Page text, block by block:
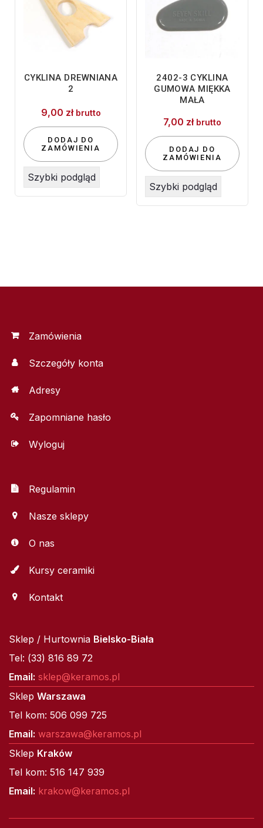
CYKLINA DREWNIANA
2
9,00 zł brutto
DODAJ DO
ZAMÓWIENIA
Szybki podgląd
2402-3 CYKLINA
GUMOWA MIĘKKA
MAŁA
7,00 zł brutto
DODAJ DO
ZAMÓWIENIA
Szybki podgląd
Zamówienia
Szczegóły konta
Adresy
Zapomniane hasło
Wyloguj
Regulamin
Nasze sklepy
O nas
Kursy ceramiki
Kontakt
Sklep / Hurtownia Bielsko-Biała
Tel: (33) 816 89 72
Email: sklep@keramos.pl
Sklep Warszawa
Tel kom: 506 099 725
Email: warszawa@keramos.pl
Sklep Kraków
Tel kom: 516 147 939
Email: krakow@keramos.pl